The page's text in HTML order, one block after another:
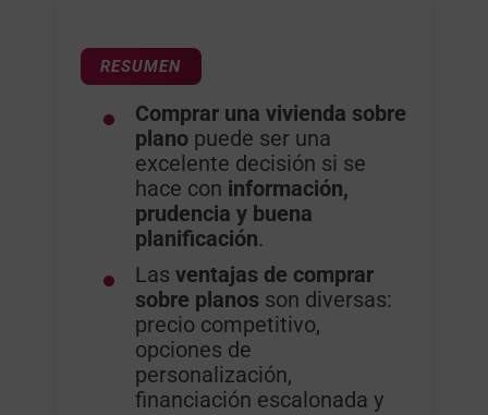
RESUMEN
Comprar una vivienda sobre
plano puede ser una
excelente decisión si se
hace con información,
prudencia y buena
planificación.
Lasventajas de comprar
sobre planos son diversas:
precio competitivo,
opciones de
personalización,
financiación escalonada y